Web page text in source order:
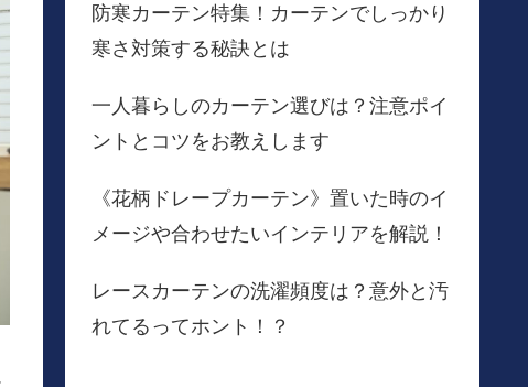
防寒カーテン特集！カーテンでしっかり
寒さ対策する秘訣とは
一人暮らしのカーテン選びは？注意ポイ
ントとコツをお教えします
《花柄ドレープカーテン》置いた時のイ
メージや合わせたいインテリアを解説！
レースカーテンの洗濯頻度は？意外と汚
れてるってホント！？